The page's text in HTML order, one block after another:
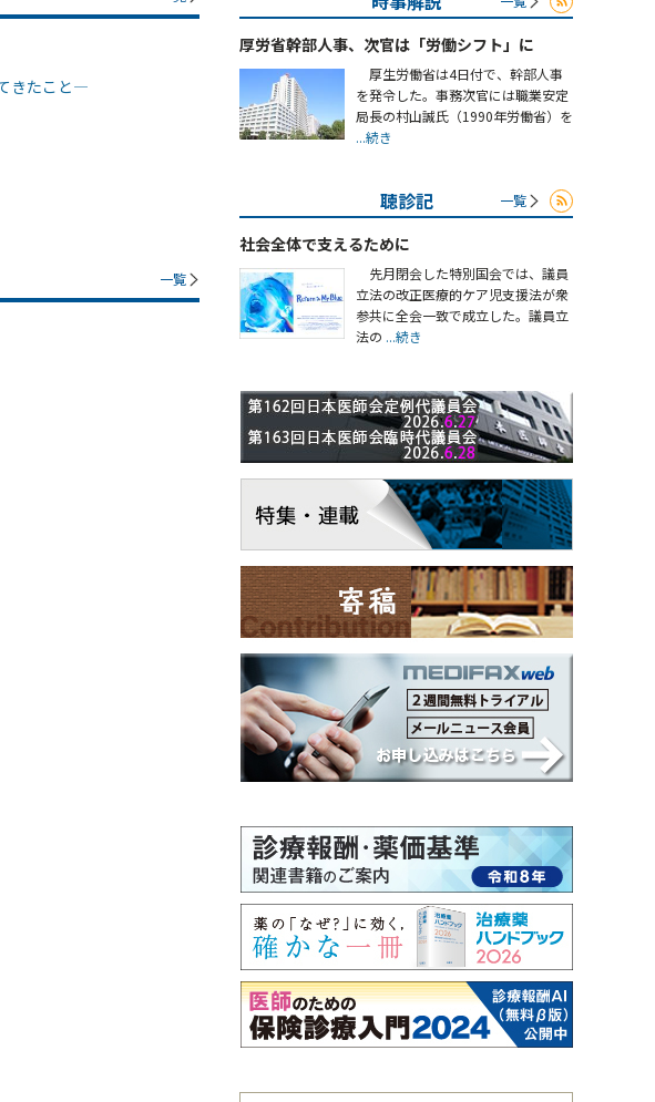
きたこと―
一覧
厚労省幹部人事、次官は「労働シフト」に
厚生労働省は4日付で、幹部人事
を発令した。事務次官には職業安定
局長の村山誠氏（1990年労働省）を
...続き
聴診記 一覧
社会全体で支えるために
先月閉会した特別国会では、議員
立法の改正医療的ケア児支援法が衆
参共に全会一致で成立した。議員立
法の ...続き